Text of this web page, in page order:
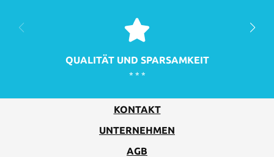
QUALITÄT UND SPARSAMKEIT
* * *
KONTAKT
UNTERNEHMEN
AGB